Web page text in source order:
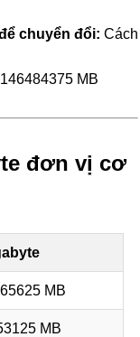
chuyển đổi: Cách
MB
đơn vị cơ
MB
MB